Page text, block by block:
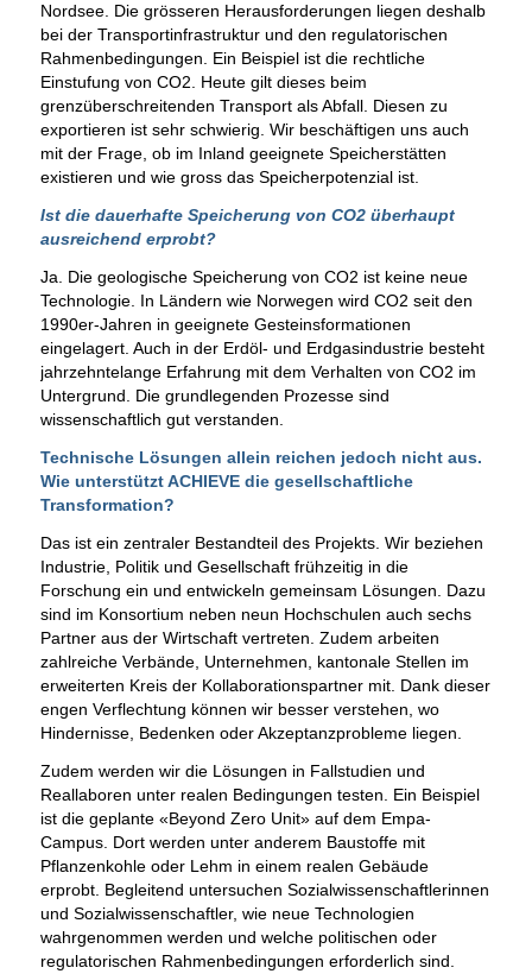
Nordsee. Die grösseren Herausforderungen liegen deshalb
bei der Transportinfrastruktur und den regulatorischen
Rahmenbedingungen. Ein Beispiel ist die rechtliche
Einstufung von CO2. Heute gilt dieses beim
grenzüberschreitenden Transport als Abfall. Diesen zu
exportieren ist sehr schwierig. Wir beschäftigen uns auch
mit der Frage, ob im Inland geeignete Speicherstätten
existieren und wie gross das Speicherpotenzial ist.
Ist die dauerhafte Speicherung von CO2 überhaupt
ausreichend erprobt?
Ja. Die geologische Speicherung von CO2 ist keine neue
Technologie. In Ländern wie Norwegen wird CO2 seit den
1990er-Jahren in geeignete Gesteinsformationen
eingelagert. Auch in der Erdöl- und Erdgasindustrie besteht
jahrzehntelange Erfahrung mit dem Verhalten von CO2 im
Untergrund. Die grundlegenden Prozesse sind
wissenschaftlich gut verstanden.
Technische Lösungen allein reichen jedoch nicht aus.
Wie unterstützt ACHIEVE die gesellschaftliche
Transformation?
Das ist ein zentraler Bestandteil des Projekts. Wir beziehen
Industrie, Politik und Gesellschaft frühzeitig in die
Forschung ein und entwickeln gemeinsam Lösungen. Dazu
sind im Konsortium neben neun Hochschulen auch sechs
Partner aus der Wirtschaft vertreten. Zudem arbeiten
zahlreiche Verbände, Unternehmen, kantonale Stellen im
erweiterten Kreis der Kollaborationspartner mit. Dank dieser
engen Verflechtung können wir besser verstehen, wo
Hindernisse, Bedenken oder Akzeptanzprobleme liegen.
Zudem werden wir die Lösungen in Fallstudien und
Reallaboren unter realen Bedingungen testen. Ein Beispiel
ist die geplante «Beyond Zero Unit» auf dem Empa-
Campus. Dort werden unter anderem Baustoffe mit
Pflanzenkohle oder Lehm in einem realen Gebäude
erprobt. Begleitend untersuchen Sozialwissenschaftlerinnen
und Sozialwissenschaftler, wie neue Technologien
wahrgenommen werden und welche politischen oder
regulatorischen Rahmenbedingungen erforderlich sind.